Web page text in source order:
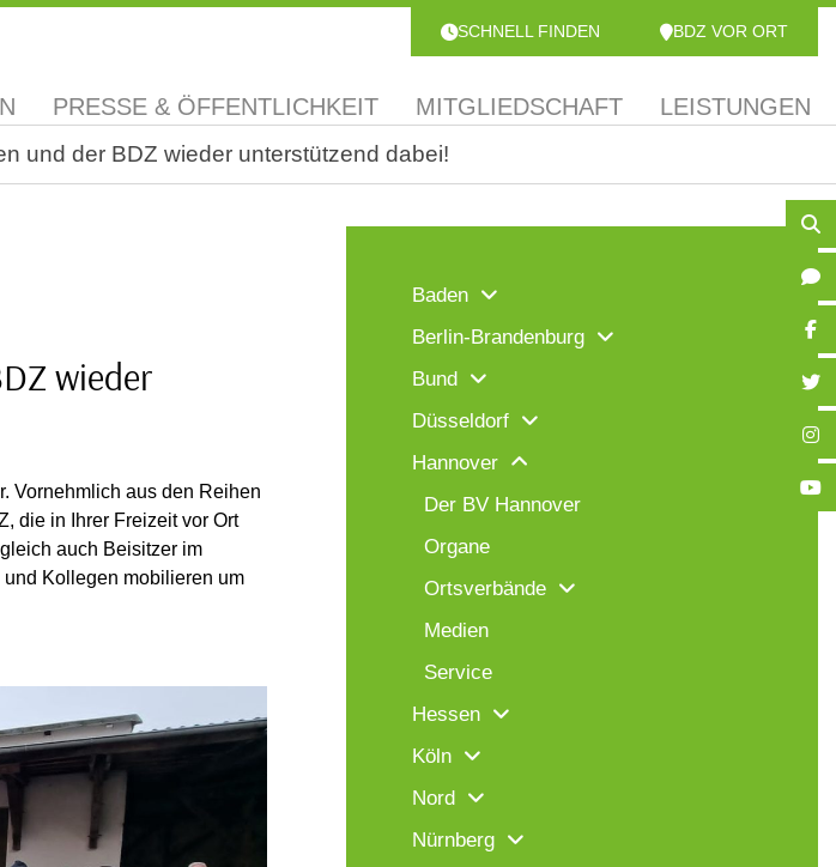
SCHNELL FINDEN BDZ VOR ORT
PRESSE & ÖFFENTLICHKEIT MITGLIEDSCHAFT LEISTUNGEN
und der BDZ wieder unterstützend dabei!
wieder
Vornehmlich aus den Reihen
die in Ihrer Freizeit vor Ort
auch Beisitzer im
Kollegen mobilieren um
Baden
Berlin-Brandenburg
Bund
Düsseldorf
Hannover
Der BV Hannover
Organe
Ortsverbände
Medien
Service
Hessen
Köln
Nord
Nürnberg